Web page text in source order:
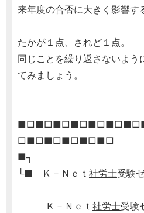
来年度の合否に大きく影響す
たかが１点、されど１点。
同じことを繰り返さないよう
てみましょう。
□■□■□■□■□■□
■┐
└■ Ｋ－Ｎｅｔ 社労士受験
Ｋ－Ｎｅｔ 社労士受験